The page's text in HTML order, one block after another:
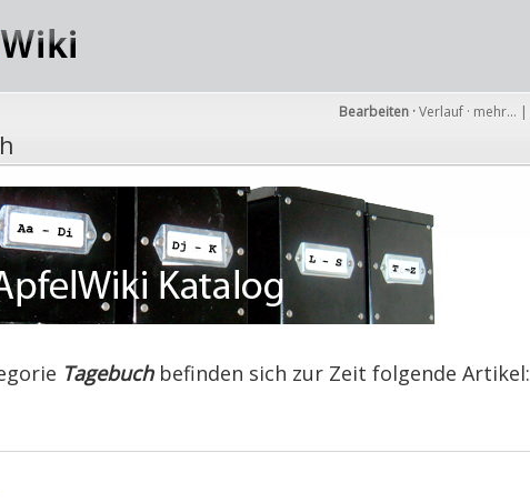
Bearbeiten ·Verlauf · mehr… |
Tagebuchbefinden sich zur Zeit folgende Artikel: